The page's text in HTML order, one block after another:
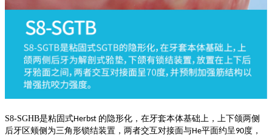
S8-SGHB是粘固式Herbst 的隐形化，在牙套本体基础上，上下颌两侧
后牙区颊侧为三角形锁结装置，两者交互对接面与He平面约呈90度，